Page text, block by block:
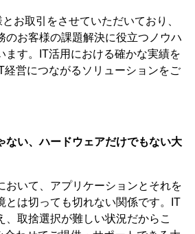
お取引をさせていただいており、
のお客様の課題解決に役立つノウハ
ます。IT活用における確かな実績を
経営につながるソリューションをご
ない、ハードウェアだけでもない大
おいて、アプリケーションとそれを
とは切っても切れない関係です。IT
、取捨選択が難しい状況だからこ